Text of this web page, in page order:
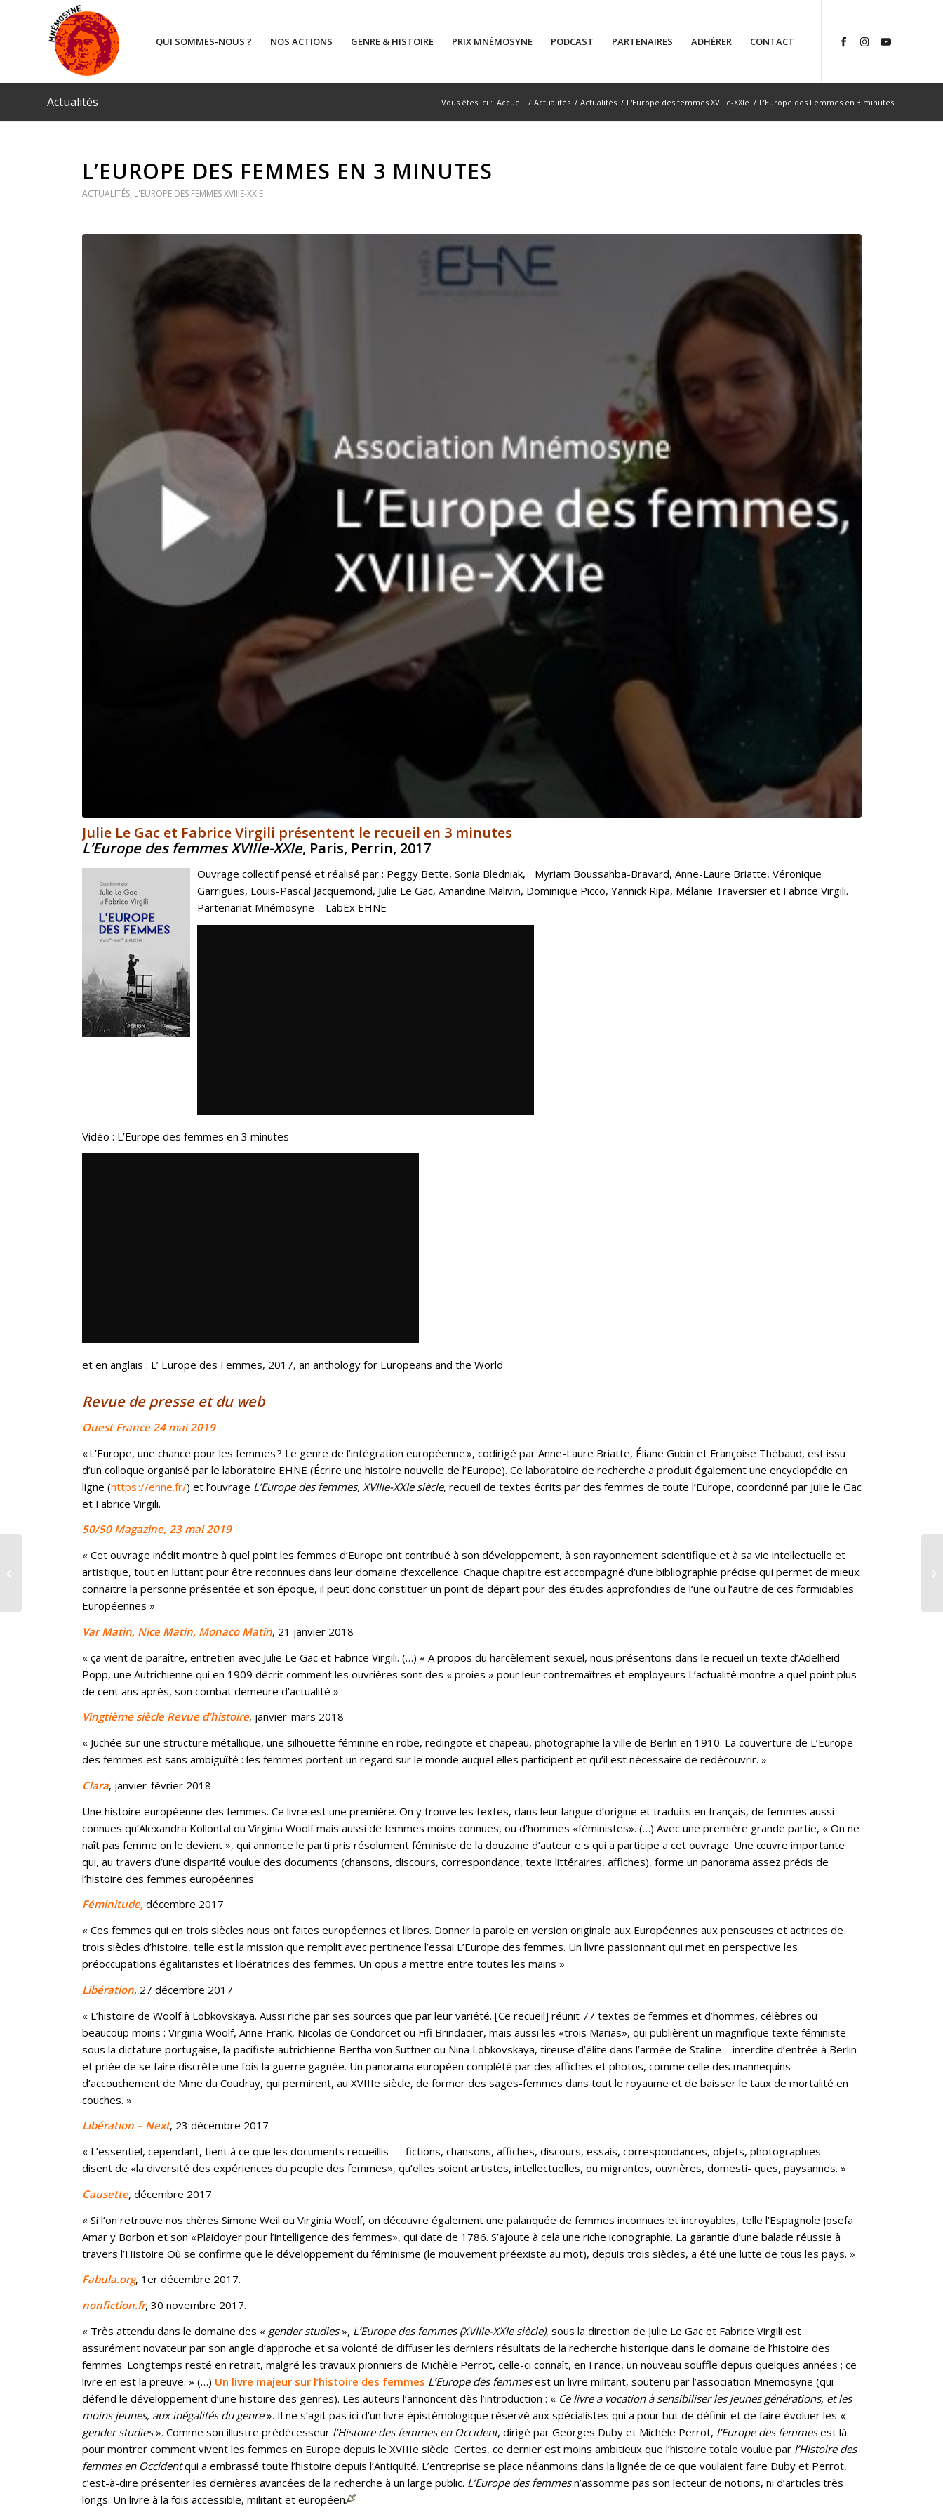
QUI SOMMES-NOUS ? NOS ACTIONS GENRE & HISTOIRE PRIX MNÉMOSYNE PODCAST PARTENAIRES ADHÉRER CONTACT
Actualités Vous êtes ici : Accueil / Actualités / Actualités / L'Europe des femmes XVIIIe-XXIe / L’Europe des Femmes en 3 minutes
L’EUROPE DES FEMMES EN 3 MINUTES
ACTUALITÉS, L'EUROPE DES FEMMES XVIIIE-XXIE
Julie Le Gac et Fabrice Virgili présentent le recueil en 3 minutes
L’Europe des femmes XVIIIe-XXIe, Paris, Perrin, 2017
Ouvrage collectif pensé et réalisé par : Peggy Bette, Sonia Bledniak, Myriam Boussahba-Bravard, Anne-Laure Briatte, Véronique
Garrigues, Louis-Pascal Jacquemond, Julie Le Gac, Amandine Malivin, Dominique Picco, Yannick Ripa, Mélanie Traversier et Fabrice Virgili.
Partenariat Mnémosyne – LabEx EHNE
Vidéo : L’Europe des femmes en 3 minutes
et en anglais : L’ Europe des Femmes, 2017, an anthology for Europeans and the World
Revue de presse et du web
Ouest France 24 mai 2019
« L’Europe, une chance pour les femmes ? Le genre de l’intégration européenne », codirigé par Anne-Laure Briatte, Éliane Gubin et Françoise Thébaud, est issu
d’un colloque organisé par le laboratoire EHNE (Écrire une histoire nouvelle de l’Europe). Ce laboratoire de recherche a produit également une encyclopédie en
ligne (https ://ehne.fr/) et l’ouvrage L’Europe des femmes, XVIIIe-XXIe siècle, recueil de textes écrits par des femmes de toute l’Europe, coordonné par Julie le Gac
et Fabrice Virgili.
50/50 Magazine, 23 mai 2019
« Cet ouvrage inédit montre à quel point les femmes d‘Europe ont contribué à son développement, à son rayonnement scientifique et à sa vie intellectuelle et
artistique, tout en luttant pour être reconnues dans leur domaine d‘excellence. Chaque chapitre est accompagné d‘une bibliographie précise qui permet de mieux
connaitre la personne présentée et son époque, il peut donc constituer un point de départ pour des études approfondies de l‘une ou l‘autre de ces formidables
Européennes »
Var Matin, Nice Matin, Monaco Matin, 21 janvier 2018
« ça vient de paraître, entretien avec Julie Le Gac et Fabrice Virgili. (…) « A propos du harcèlement sexuel, nous présentons dans le recueil un texte d’Adelheid
Popp, une Autrichienne qui en 1909 décrit comment les ouvrières sont des « proies » pour leur contremaîtres et employeurs L’actualité montre a quel point plus
de cent ans après, son combat demeure d’actualité »
Vingtième siècle Revue d’histoire, janvier-mars 2018
« Juchée sur une structure métallique, une silhouette féminine en robe, redingote et chapeau, photographie la ville de Berlin en 1910. La couverture de L’Europe
des femmes est sans ambiguïté : les femmes portent un regard sur le monde auquel elles participent et qu’il est nécessaire de redécouvrir. »
Clara, janvier-février 2018
Une histoire européenne des femmes. Ce livre est une première. On y trouve les textes, dans leur langue d’origine et traduits en français, de femmes aussi
connues qu’Alexandra Kollontal ou Virginia Woolf mais aussi de femmes moins connues, ou d’hommes «féministes». (…) Avec une première grande partie, « On ne
naît pas femme on le devient », qui annonce le parti pris résolument féministe de la douzaine d’auteur e s qui a participe a cet ouvrage. Une œuvre importante
qui, au travers d’une disparité voulue des documents (chansons, discours, correspondance, texte littéraires, affiches), forme un panorama assez précis de
l’histoire des femmes européennes
Féminitude, décembre 2017
« Ces femmes qui en trois siècles nous ont faites européennes et libres. Donner la parole en version originale aux Européennes aux penseuses et actrices de
trois siècles d’histoire, telle est la mission que remplit avec pertinence l’essai L’Europe des femmes. Un livre passionnant qui met en perspective les
préoccupations égalitaristes et libératrices des femmes. Un opus a mettre entre toutes les mains »
Libération, 27 décembre 2017
« L’histoire de Woolf à Lobkovskaya. Aussi riche par ses sources que par leur variété. [Ce recueil] réunit 77 textes de femmes et d’hommes, célèbres ou
beaucoup moins : Virginia Woolf, Anne Frank, Nicolas de Condorcet ou Fifi Brindacier, mais aussi les «trois Marias», qui publièrent un magnifique texte féministe
sous la dictature portugaise, la pacifiste autrichienne Bertha von Suttner ou Nina Lobkovskaya, tireuse d’élite dans l’armée de Staline – interdite d’entrée à Berlin
et priée de se faire discrète une fois la guerre gagnée. Un panorama européen complété par des affiches et photos, comme celle des mannequins
d’accouchement de Mme du Coudray, qui permirent, au XVIIIe siècle, de former des sages-femmes dans tout le royaume et de baisser le taux de mortalité en
couches. »
Libération – Next, 23 décembre 2017
« L’essentiel, cependant, tient à ce que les documents recueillis — fictions, chansons, affiches, discours, essais, correspondances, objets, photographies —
disent de «la diversité des expériences du peuple des femmes», qu’elles soient artistes, intellectuelles, ou migrantes, ouvrières, domesti- ques, paysannes. »
Causette, décembre 2017
« Si l’on retrouve nos chères Simone Weil ou Virginia Woolf, on découvre également une palanquée de femmes inconnues et incroyables, telle l’Espagnole Josefa
Amar y Borbon et son «Plaidoyer pour l’intelligence des femmes», qui date de 1786. S’ajoute à cela une riche iconographie. La garantie d’une balade réussie à
travers l’Histoire Où se confirme que le développement du féminisme (le mouvement préexiste au mot), depuis trois siècles, a été une lutte de tous les pays. »
Fabula.org, 1er décembre 2017.
nonfiction.fr, 30 novembre 2017.
« Très attendu dans le domaine des « gender studies», L’Europe des femmes (XVIIIe-XXIe siècle), sous la direction de Julie Le Gac et Fabrice Virgili est
assurément novateur par son angle d’approche et sa volonté de diffuser les derniers résultats de la recherche historique dans le domaine de l’histoire des
femmes. Longtemps resté en retrait, malgré les travaux pionniers de Michèle Perrot, celle-ci connaît, en France, un nouveau souffle depuis quelques années ; ce
livre en est la preuve. » (…) Un livre majeur sur l’histoire des femmes L’Europe des femmesest un livre militant, soutenu par l’association Mnemosyne (qui
défend le développement d’une histoire des genres). Les auteurs l’annoncent dès l’introduction : « Ce livre a vocation à sensibiliser les jeunes générations, et les
moins jeunes, aux inégalités du genre». Il ne s’agit pas ici d’un livre épistémologique réservé aux spécialistes qui a pour but de définir et de faire évoluer les «
gender studies». Comme son illustre prédécesseur l’Histoire des femmes en Occident, dirigé par Georges Duby et Michèle Perrot, l’Europe des femmesest là
pour montrer comment vivent les femmes en Europe depuis le XVIIIe siècle. Certes, ce dernier est moins ambitieux que l’histoire totale voulue par l’Histoire des
femmes en Occidentqui a embrassé toute l’histoire depuis l’Antiquité. L’entreprise se place néanmoins dans la lignée de ce que voulaient faire Duby et Perrot,
c’est-à-dire présenter les dernières avancées de la recherche à un large public. L’Europe des femmesn’assomme pas son lecteur de notions, ni d’articles très
longs. Un livre à la fois accessible, militant et européen
Réseaux de femmes, femmes en
réseaux (XVIe-XXIe siècles)
et